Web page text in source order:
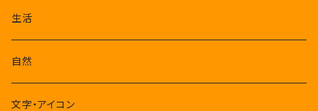
生活
自然
文字・アイコン